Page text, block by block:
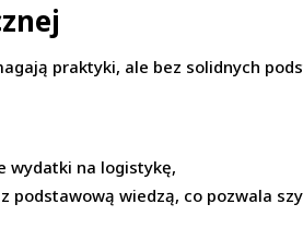
praktyki, ale bez solidnych
wydatki na logistykę,
podstawową wiedzą, co pozwala